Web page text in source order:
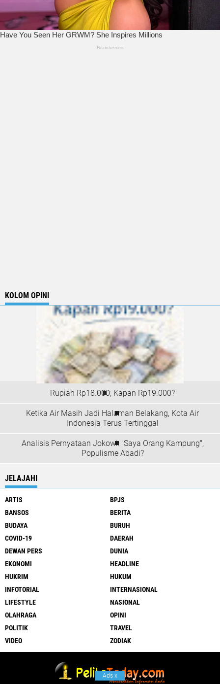
KOLOM OPINI
Rupiah Rp18.000; Kapan Rp19.000?
Ketika Air Masih Jadi Halaman Belakang, Kota Air
Indonesia Terus Tertinggal
Analisis Pernyataan Jokowi: "Saya Orang Kampung",
Populisme Abadi?
JELAJAHI
ARTIS
BPJS
BANSOS
BERITA
BUDAYA
BURUH
COVID-19
DAERAH
DEWAN PERS
DUNIA
EKONOMI
HEADLINE
HUKRIM
HUKUM
INFOTORIAL
INTERNASIONAL
LIFESTYLE
NASIONAL
OLAHRAGA
OPINI
POLITIK
TRAVEL
VIDEO
ZODIAK
Ads x